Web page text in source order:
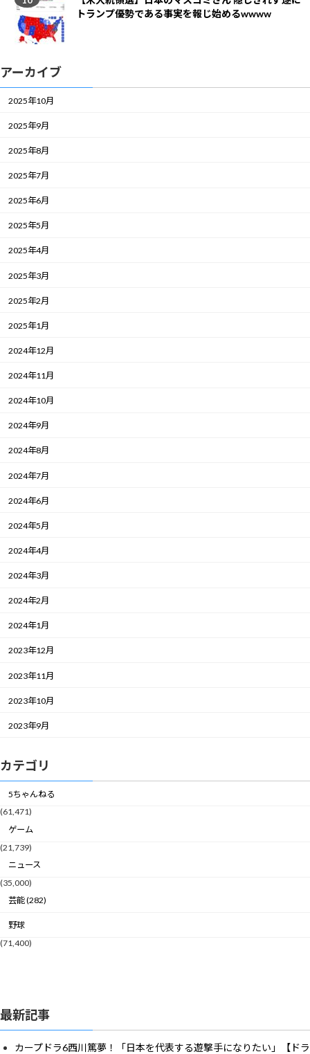
トランプ優勢である事実を報じ始めるwwww
アーカイブ
2025年10月
2025年9月
2025年8月
2025年7月
2025年6月
2025年5月
2025年4月
2025年3月
2025年2月
2025年1月
2024年12月
2024年11月
2024年10月
2024年9月
2024年8月
2024年7月
2024年6月
2024年5月
2024年4月
2024年3月
2024年2月
2024年1月
2023年12月
2023年11月
2023年10月
2023年9月
カテゴリ
5ちゃんねる
(61,471)
ゲーム
(21,739)
ニュース
(35,000)
芸能 (282)
野球
(71,400)
最新記事
カープドラ6西川篤夢！「日本を代表する遊撃手になりたい」【ドラ